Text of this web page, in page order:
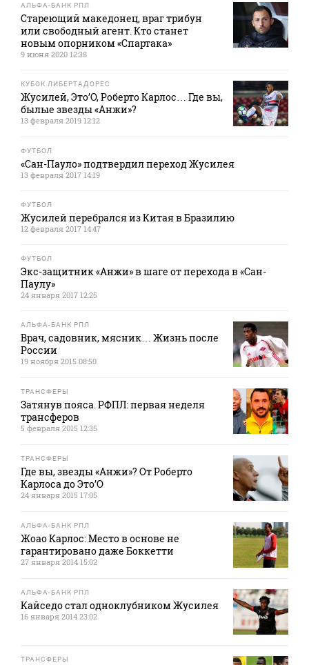
АЛЬФА-БАНК РПЛ
Стареющий македонец, враг трибун
или свободный агент. Кто станет
новым опорником «Спартака»
9 июня 2020 12:38
КУБОК ЛИБЕРТАДОРЕС
Жусилей, Это’О, Роберто Карлос… Где вы,
былые звезды «Анжи»?
13 февраля 2019 12:12
ФУТБОЛ
«Сан-Пауло» подтвердил переход Жусилея
13 февраля 2017 14:19
ФУТБОЛ
Жусилей перебрался из Китая в Бразилию
12 февраля 2017 14:47
ФУТБОЛ
Экс-защитник «Анжи» в шаге от перехода в «Сан-
Паулу»
24 января 2017 12:25
АЛЬФА-БАНК РПЛ
Врач, садовник, мясник… Жизнь после
России
19 ноября 2015 08:50
ТРАНСФЕРЫ
Затянув пояса. РФПЛ: первая неделя
трансферов
5 февраля 2015 12:35
ТРАНСФЕРЫ
Где вы, звезды «Анжи»? От Роберто
Карлоса до Это’О
24 января 2015 17:05
АЛЬФА-БАНК РПЛ
Жоао Карлос: Место в основе не
гарантировано даже Боккетти
27 января 2014 15:02
АЛЬФА-БАНК РПЛ
Кайседо стал одноклубником Жусилея
16 января 2014 23:02
ТРАНСФЕРЫ